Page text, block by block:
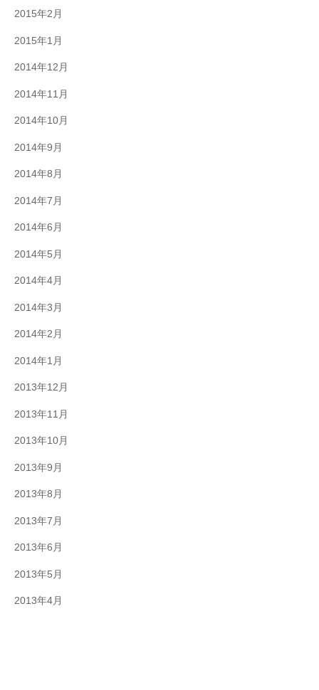
2015年2月
2015年1月
2014年12月
2014年11月
2014年10月
2014年9月
2014年8月
2014年7月
2014年6月
2014年5月
2014年4月
2014年3月
2014年2月
2014年1月
2013年12月
2013年11月
2013年10月
2013年9月
2013年8月
2013年7月
2013年6月
2013年5月
2013年4月